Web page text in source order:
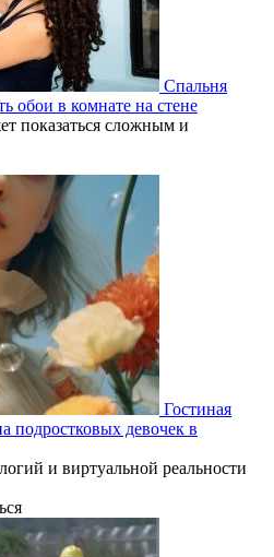
Спальня
обои в комнате на стене
показаться сложным и
Гостиная
подростковых девочек в
и виртуальной реальности